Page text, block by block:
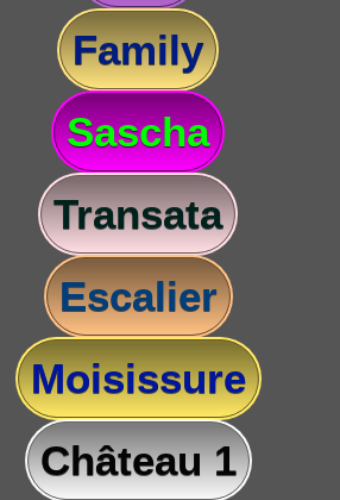
Family
Sascha
Transata
Escalier
Moisissure
Château 1